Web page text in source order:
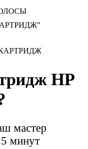
HP
мастер
5 минут